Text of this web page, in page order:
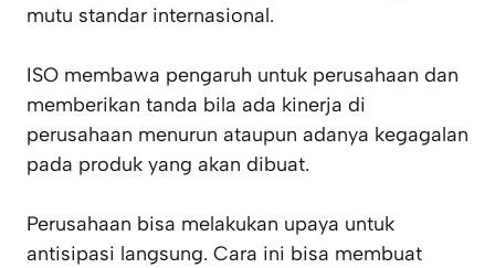
mutu standar internasional.
ISO membawa pengaruh untuk perusahaan dan
memberikan tanda bila ada kinerja di
perusahaan menurun ataupun adanya kegagalan
pada produk yang akan dibuat.
Perusahaan bisa melakukan upaya untuk
antisipasi langsung. Cara ini bisa membuat